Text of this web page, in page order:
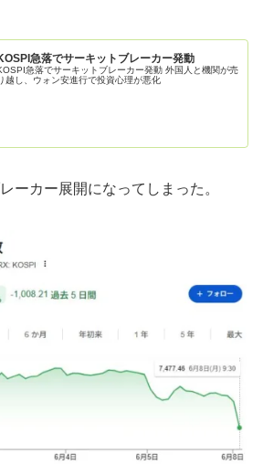
急落でサーキットブレーカー発動
急落でサーキットブレーカー発動 外国人と機関が売
越し、ウォン安進行で投資心理が悪化
ーカー展開になってしまった。